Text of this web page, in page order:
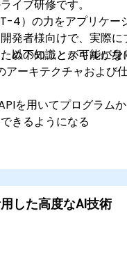
イブ研修です。
4）の力をアプリケー
発者様向けで、実際に
めの知識とスキルが身
以下のことが可能にな
ーキテクチャおよび
を用いてプログラム
きるようになる
を開発できるようになる
する新しい機能を駆
の向上を図れるように
けにChatGPTをカスタ
した高度なAI技術